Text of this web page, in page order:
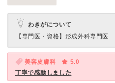
わきがについて
【専門医・資格】 形成外科専門医
美容皮膚科
5.0
丁寧で感動しました